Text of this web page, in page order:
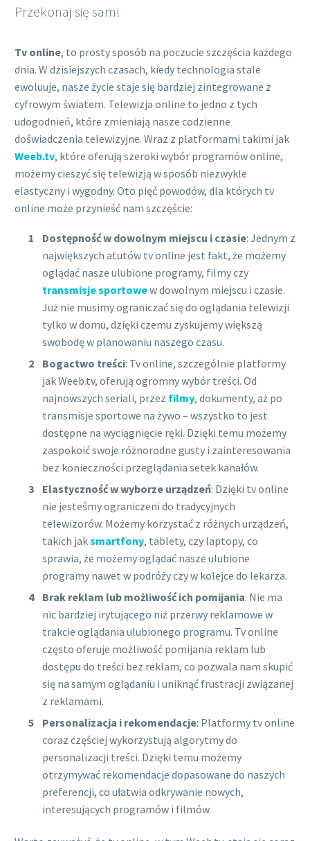
Przekonaj się sam!
Tv online, to prosty sposób na poczucie szczęścia każdego
dnia. W dzisiejszych czasach, kiedy technologia stale
ewoluuje, nasze życie staje się bardziej zintegrowane z
cyfrowym światem. Telewizja online to jedno z tych
udogodnień, które zmieniają nasze codzienne
doświadczenia telewizyjne. Wraz z platformami takimi jak
Weeb.tv, które oferują szeroki wybór programów online,
możemy cieszyć się telewizją w sposób niezwykle
elastyczny i wygodny. Oto pięć powodów, dla których tv
online może przynieść nam szczęście:
Dostępność w dowolnym miejscu i czasie: Jednym z
największych atutów tv online jest fakt, że możemy
oglądać nasze ulubione programy, filmy czy
transmisje sportowew dowolnym miejscu i czasie.
Już nie musimy ograniczać się do oglądania telewizji
tylko w domu, dzięki czemu zyskujemy większą
swobodę w planowaniu naszego czasu.
Bogactwo treści: Tv online, szczególnie platformy
jak Weeb.tv, oferują ogromny wybór treści. Od
najnowszych seriali, przez filmy, dokumenty, aż po
transmisje sportowe na żywo – wszystko to jest
dostępne na wyciągnięcie ręki. Dzięki temu możemy
zaspokoić swoje różnorodne gusty i zainteresowania
bez konieczności przeglądania setek kanałów.
Elastyczność w wyborze urządzeń: Dzięki tv online
nie jesteśmy ograniczeni do tradycyjnych
telewizorów. Możemy korzystać z różnych urządzeń,
takich jaksmartfony, tablety, czy laptopy, co
sprawia, że możemy oglądać nasze ulubione
programy nawet w podróży czy w kolejce do lekarza.
Brak reklam lub możliwość ich pomijania: Nie ma
nic bardziej irytującego niż przerwy reklamowe w
trakcie oglądania ulubionego programu. Tv online
często oferuje możliwość pomijania reklam lub
dostępu do treści bez reklam, co pozwala nam skupić
się na samym oglądaniu i uniknąć frustracji związanej
z reklamami.
Personalizacja i rekomendacje: Platformy tv online
coraz częściej wykorzystują algorytmy do
personalizacji treści. Dzięki temu możemy
otrzymywać rekomendacje dopasowane do naszych
preferencji, co ułatwia odkrywanie nowych,
interesujących programów i filmów.